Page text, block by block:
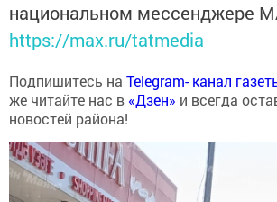
национальном мессенджере
https://max.ru/tatmedia
Подпишитесь на Telegram- канал
же читайте нас в «Дзен» и всегда
новостей района!